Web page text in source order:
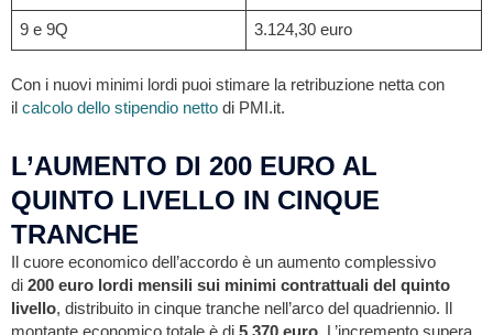
9 e 9Q 3.124,30 euro
Con i nuovi minimi lordi puoi stimare la retribuzione netta con
il calcolo dello stipendio netto di PMI.it.
L’AUMENTO DI 200 EURO AL
QUINTO LIVELLO IN CINQUE
TRANCHE
Il cuore economico dell’accordo è un aumento complessivo
di 200 euro lordi mensili sui minimi contrattuali del quinto
livello, distribuito in cinque tranche nell’arco del quadriennio. Il